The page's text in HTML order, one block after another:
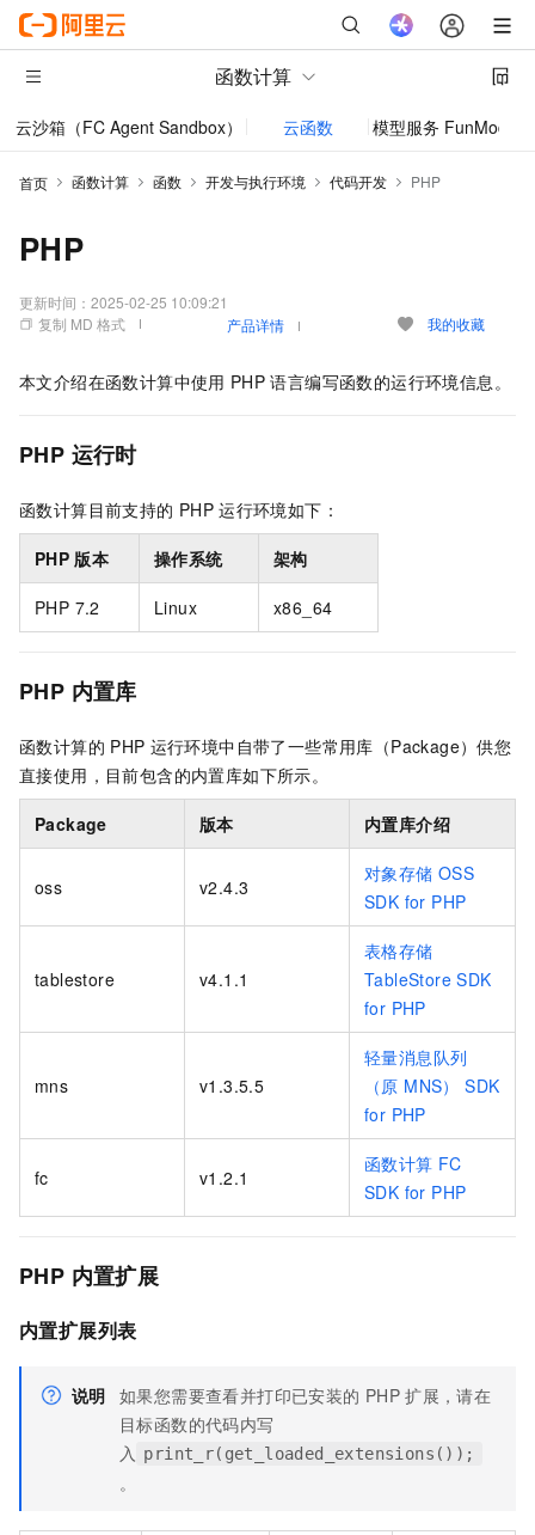
函数计算
云沙箱（FC Agent Sandbox） 云函数 模型服务 FunModel
首页 函数计算 函数 开发与执行环境 代码开发 PHP
PHP
更新时间： 2025-02-25 10:09:21
复制 MD 格式
产品详情 我的收藏
本文介绍在函数计算中使用 PHP 语言编写函数的运行环境信息。
PHP 运行时
函数计算目前支持的 PHP 运行环境如下：
PHP 版本 操作系统 架构
PHP 7.2 Linux x86_64
PHP 内置库
函数计算的 PHP 运行环境中自带了一些常用库（Package）供您
直接使用，目前包含的内置库如下所示。
Package 版本 内置库介绍
oss v2.4.3
对象存储 OSS
SDK for PHP
tablestore v4.1.1
表格存储
TableStore SDK
for PHP
mns v1.3.5.5
轻量消息队列
（原 MNS） SDK
for PHP
fc v1.2.1
函数计算 FC
SDK for PHP
PHP 内置扩展
内置扩展列表
说明 如果您需要查看并打印已安装的 PHP 扩展，请在
目标函数的代码内写
入 print_r(get_loaded_extensions());
。